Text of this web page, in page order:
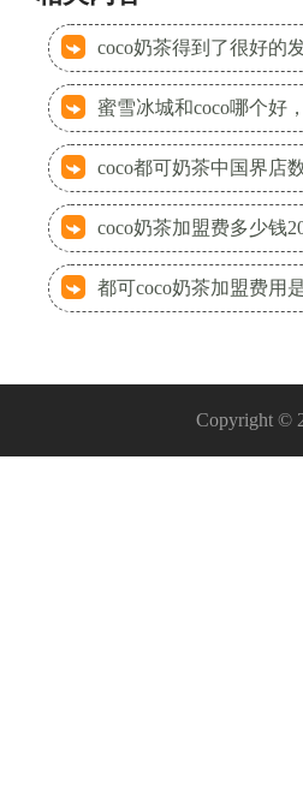
coco奶茶得到了很好的
蜜雪冰城和coco哪个好
coco都可奶茶中国界店
coco奶茶加盟费多少钱
都可coco奶茶加盟费用
Copyright ©